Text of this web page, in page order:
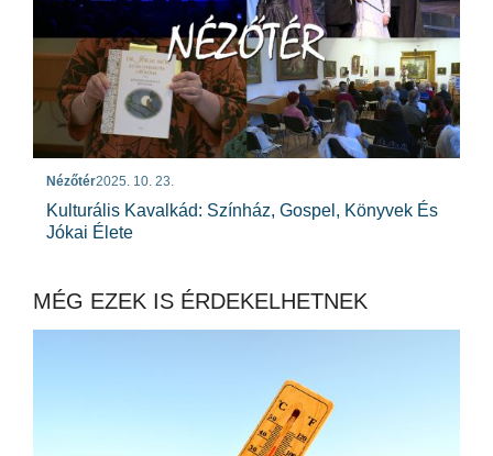
Nézőtér2025. 10. 23.
Kulturális Kavalkád: Színház, Gospel, Könyvek És
Jókai Élete
MÉG EZEK IS ÉRDEKELHETNEK